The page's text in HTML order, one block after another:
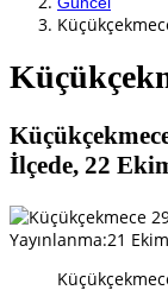
İlçede, 22
Yayınlanma:21